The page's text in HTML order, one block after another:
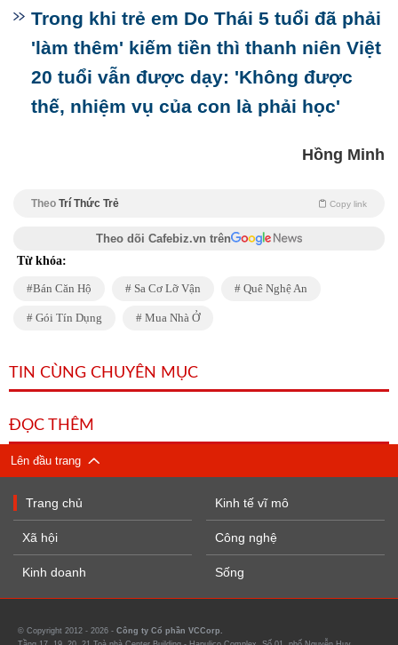
Trong khi trẻ em Do Thái 5 tuổi đã phải
'làm thêm' kiếm tiền thì thanh niên Việt
20 tuổi vẫn được dạy: 'Không được
thế, nhiệm vụ của con là phải học'
Hồng Minh
Theo Trí Thức Trẻ Copy link
Theo dõi Cafebiz.vn trên
Từ khóa:
Bán Căn Hộ Sa Cơ Lỡ Vận Quê Nghệ An
Gói Tín Dụng Mua Nhà Ở
TIN CÙNG CHUYÊN MỤC
ĐỌC THÊM
Lên đầu trang
Trang chủ
Xã hội
Kinh doanh
Kinh tế vĩ mô
Công nghệ
Sống
© Copyright 2012 - 2026 - Công ty Cổ phần VCCorp.